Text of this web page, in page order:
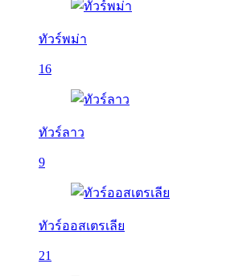
ทัวร์พม่า
16
ทัวร์ลาว
9
ทัวร์ออสเตรเลีย
21